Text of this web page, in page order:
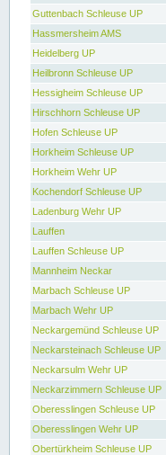
Guttenbach Schleuse UP
Hassmersheim AMS
Heidelberg UP
Heilbronn Schleuse UP
Hessigheim Schleuse UP
Hirschhorn Schleuse UP
Hofen Schleuse UP
Horkheim Schleuse UP
Horkheim Wehr UP
Kochendorf Schleuse UP
Ladenburg Wehr UP
Lauffen
Lauffen Schleuse UP
Mannheim Neckar
Marbach Schleuse UP
Marbach Wehr UP
Neckargemünd Schleuse UP
Neckarsteinach Schleuse UP
Neckarsulm Wehr UP
Neckarzimmern Schleuse UP
Oberesslingen Schleuse UP
Oberesslingen Wehr UP
Obertürkheim Schleuse UP